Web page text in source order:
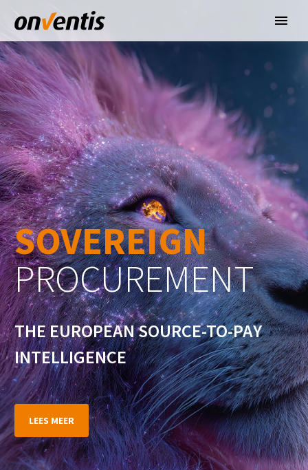
SOVEREIGN
PROCUREMENT
THE EUROPEAN SOURCE-TO-PAY
INTELLIGENCE
LEES MEER